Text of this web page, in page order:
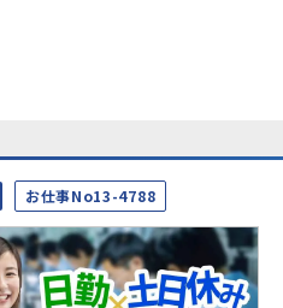
お仕事No13-4788